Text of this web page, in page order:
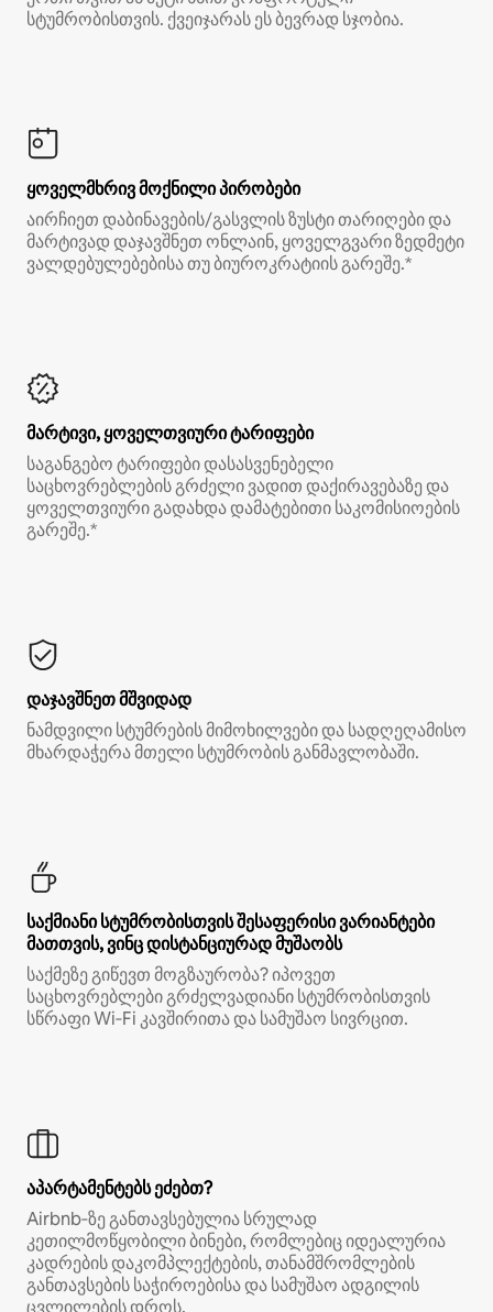
სტუმრობისთვის. ქვეიჯარას ეს ბევრად სჯობია.
ყოველმხრივ მოქნილი პირობები
აირჩიეთ დაბინავების/გასვლის ზუსტი თარიღები და
მარტივად დაჯავშნეთ ონლაინ, ყოველგვარი ზედმეტი
ვალდებულებებისა თუ ბიუროკრატიის გარეშე.*
მარტივი, ყოველთვიური ტარიფები
საგანგებო ტარიფები დასასვენებელი
საცხოვრებლების გრძელი ვადით დაქირავებაზე და
ყოველთვიური გადახდა დამატებითი საკომისიოების
გარეშე.*
დაჯავშნეთ მშვიდად
ნამდვილი სტუმრების მიმოხილვები და სადღეღამისო
მხარდაჭერა მთელი სტუმრობის განმავლობაში.
საქმიანი სტუმრობისთვის შესაფერისი ვარიანტები
მათთვის, ვინც დისტანციურად მუშაობს
საქმეზე გიწევთ მოგზაურობა? იპოვეთ
საცხოვრებლები გრძელვადიანი სტუმრობისთვის
სწრაფი Wi‑Fi კავშირითა და სამუშაო სივრცით.
აპარტამენტებს ეძებთ?
Airbnb‑ზე განთავსებულია სრულად
კეთილმოწყობილი ბინები, რომლებიც იდეალურია
კადრების დაკომპლექტების, თანამშრომლების
განთავსების საჭიროებისა და სამუშაო ადგილის
ცვლილების დროს.